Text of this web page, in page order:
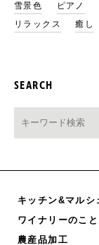
雪景色
ピアノ
リラックス
癒し
SEARCH
キッチン&マルシ
ワイナリーのこと
農産品加工